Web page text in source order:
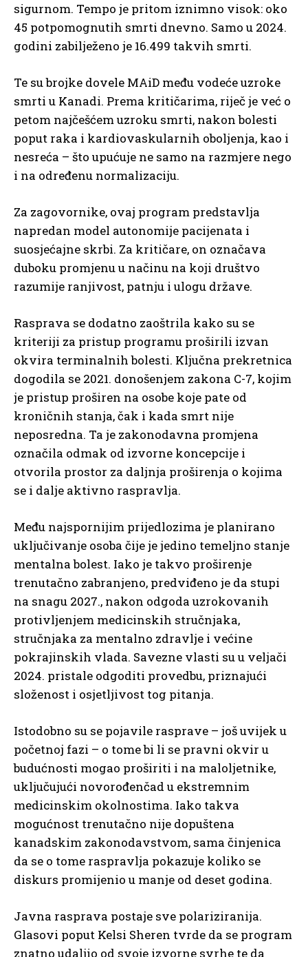
sigurnom. Tempo je pritom iznimno visok: oko
45 potpomognutih smrti dnevno. Samo u 2024.
godini zabilježeno je 16.499 takvih smrti.
Te su brojke dovele MAiD među vodeće uzroke
smrti u Kanadi. Prema kritičarima, riječ je već o
petom najčešćem uzroku smrti, nakon bolesti
poput raka i kardiovaskularnih oboljenja, kao i
nesreća – što upućuje ne samo na razmjere nego
i na određenu normalizaciju.
Za zagovornike, ovaj program predstavlja
napredan model autonomije pacijenata i
suosjećajne skrbi. Za kritičare, on označava
duboku promjenu u načinu na koji društvo
razumije ranjivost, patnju i ulogu države.
Rasprava se dodatno zaoštrila kako su se
kriteriji za pristup programu proširili izvan
okvira terminalnih bolesti. Ključna prekretnica
dogodila se 2021. donošenjem zakona C-7, kojim
je pristup proširen na osobe koje pate od
kroničnih stanja, čak i kada smrt nije
neposredna. Ta je zakonodavna promjena
označila odmak od izvorne koncepcije i
otvorila prostor za daljnja proširenja o kojima
se i dalje aktivno raspravlja.
Među najspornijim prijedlozima je planirano
uključivanje osoba čije je jedino temeljno stanje
mentalna bolest. Iako je takvo proširenje
trenutačno zabranjeno, predviđeno je da stupi
na snagu 2027., nakon odgoda uzrokovanih
protivljenjem medicinskih stručnjaka,
stručnjaka za mentalno zdravlje i većine
pokrajinskih vlada. Savezne vlasti su u veljači
2024. pristale odgoditi provedbu, priznajući
složenost i osjetljivost tog pitanja.
Istodobno su se pojavile rasprave – još uvijek u
početnoj fazi – o tome bi li se pravni okvir u
budućnosti mogao proširiti i na maloljetnike,
uključujući novorođenčad u ekstremnim
medicinskim okolnostima. Iako takva
mogućnost trenutačno nije dopuštena
kanadskim zakonodavstvom, sama činjenica
da se o tome raspravlja pokazuje koliko se
diskurs promijenio u manje od deset godina.
Javna rasprava postaje sve polariziranija.
Glasovi poput Kelsi Sheren tvrde da se program
znatno udaljio od svoje izvorne svrhe te da